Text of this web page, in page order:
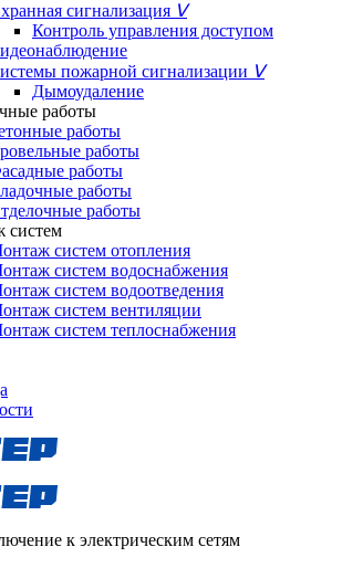
сигнализация ᐯ
Контроль управления доступом
пожарной сигнализации ᐯ
Дымоудаление
работы
работы
работы
работы
работы
работы
систем
систем отопления
систем водоснабжения
систем водоотведения
систем вентиляции
систем теплоснабжения
к электрическим сетям